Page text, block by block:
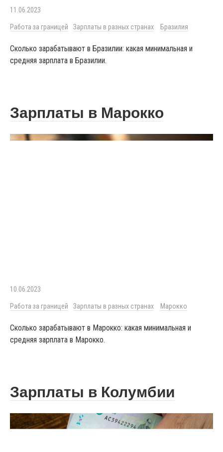
11.06.2023
Работа за границей Зарплаты в разных странах Бразилия
Сколько зарабатывают в Бразилии: какая минимальная и
средняя зарплата в Бразилии.
Зарплаты в Марокко
10.06.2023
Работа за границей Зарплаты в разных странах Марокко
Сколько зарабатывают в Марокко: какая минимальная и
средняя зарплата в Марокко.
Зарплаты в Колумбии